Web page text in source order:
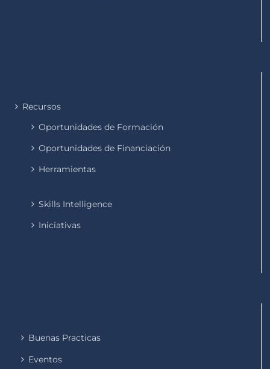
Recursos
Oportunidades de Formación
Oportunidades de Financiación
Herramientas
Skills Intelligence
Iniciativas
Buenas Practicas
Eventos